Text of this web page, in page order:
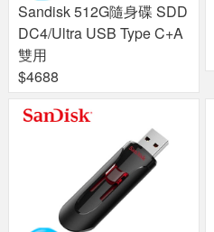
Sandisk 512G隨身碟 SDD
DC4/Ultra USB Type C+A
雙用
$4688